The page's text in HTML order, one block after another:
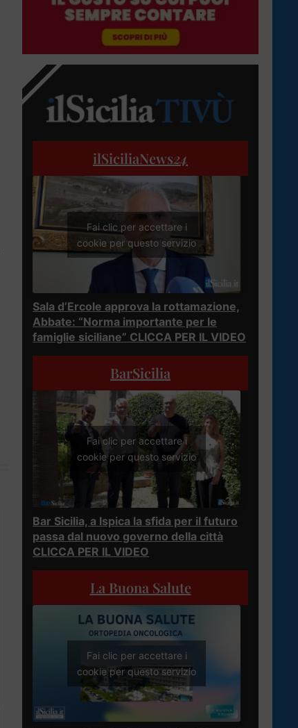
ilSiciliaNews24
Fai clic per accettare i
cookie per questo servizio
Sala d’Ercole approva la rottamazione,
Abbate: “Norma importante per le
famiglie siciliane” CLICCA PER IL VIDEO
BarSicilia
Fai clic per accettare i
cookie per questo servizio
Bar Sicilia, a Ispica la sfida per il futuro
passa dal nuovo governo della città
CLICCA PER IL VIDEO
La Buona Salute
Fai clic per accettare i
cookie per questo servizio